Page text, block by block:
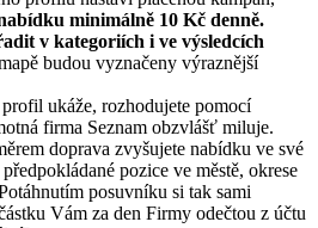
minimálně 10 Kč denně.
v kategoriích i ve výsledcích
budou vyznačeny výraznější
ukáže, rozhodujete pomocí
firma Seznam obzvlášť miluje.
doprava zvyšujete nabídku ve své
pozice ve městě, okrese
posuvníku si tak sami
Vám za den Firmy odečtou z účtu